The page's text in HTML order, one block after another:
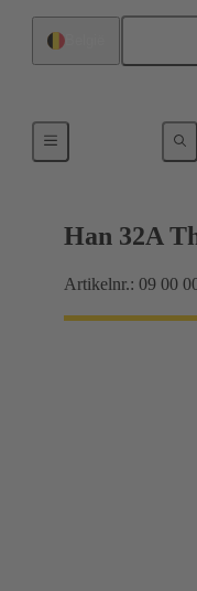
Han 32A
Artikelnr.: 09 00